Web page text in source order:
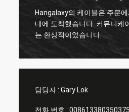
이블은 주문에서 2 영업일 이
다. 커뮤니케이션과 서비스
담당자 : Gary Lok
전화 번호 : 008613380350375